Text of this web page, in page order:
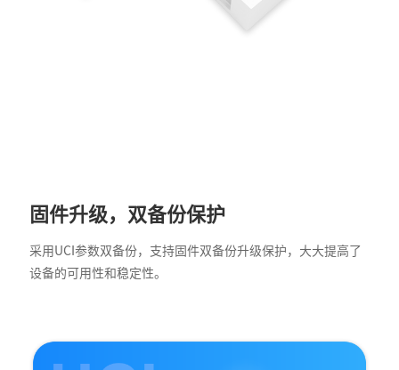
固件升级，双备份保护
采用UCI参数双备份，支持固件双备份升级保护，大大提高了
设备的可用性和稳定性。